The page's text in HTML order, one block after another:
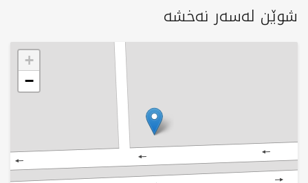
شوێن لەسەر نەخشە
+
−